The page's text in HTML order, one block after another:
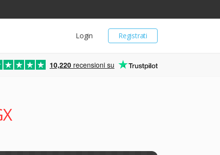
Registrati
Login
10,220 recensioni su